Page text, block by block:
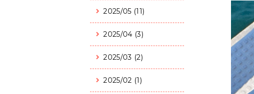
2025/05 (11)
2025/04 (3)
2025/03 (2)
2025/02 (1)